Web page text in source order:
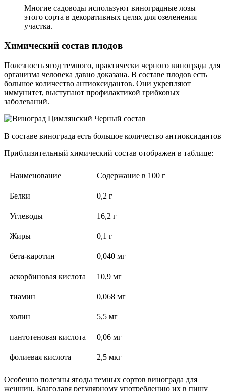
Многие садоводы используют виноградные лозы
этого сорта в декоративных целях для озеленения
участка.
Химический состав плодов
Полезность ягод темного, практически черного винограда для
организма человека давно доказана. В составе плодов есть
большое количество антиоксидантов. Они укрепляют
иммунитет, выступают профилактикой грибковых
заболеваний.
В составе винограда есть большое количество антиоксидантов
Приблизительный химический состав отображен в таблице:
Наименование Содержание в 100 г
Белки 0,2 г
Углеводы 16,2 г
Жиры 0,1 г
бета-каротин 0,040 мг
аскорбиновая кислота 10,9 мг
тиамин 0,068 мг
холин 5,5 мг
пантотеновая кислота 0,06 мг
фолиевая кислота 2,5 мкг
Особенно полезны ягоды темных сортов винограда для
женщин. Благодаря регулярному употреблению их в пищу